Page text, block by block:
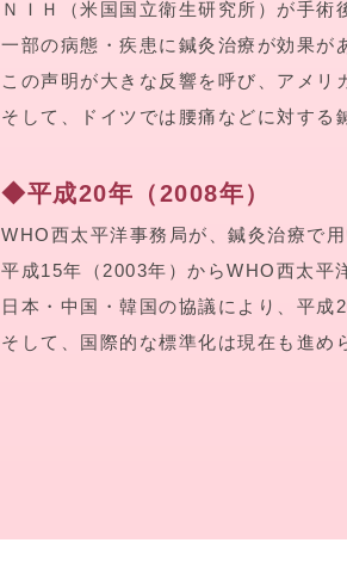
ＮＩＨ（米国国立衛生研究所）が手術
一部の病態・疾患に鍼灸治療が効果が
この声明が大きな反響を呼び、アメリ
そして、ドイツでは腰痛などに対する
◆平成20年（2008年）
WHO西太平洋事務局が、鍼灸治療で
平成15年（2003年）からWHO西太平
日本・中国・韓国の協議により、平成
そして、国際的な標準化は現在も進め